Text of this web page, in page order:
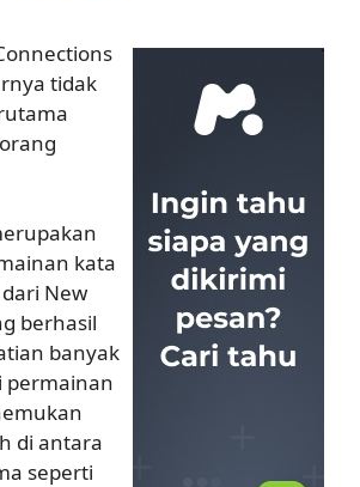
tidak
kata
New
berhasil
banyak
permainan
di antara
seperti